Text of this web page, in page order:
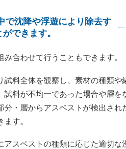
で沈降や浮遊により除去す
できます。
み合わせて行うこともできます。
試料全体を観察し、素材の種類や
試料が不均一であった場合や層を
分・層からアスベストが検出され
す。
アスベストの種類に応じた適切な